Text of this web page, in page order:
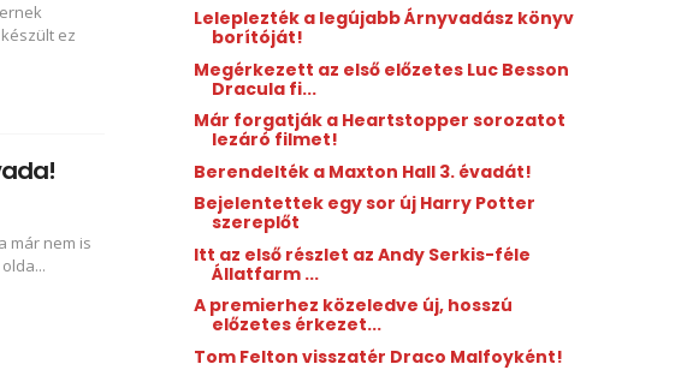
ez
már nem is
Leleplezték a legújabb Árnyvadász könyv
borítóját!
Megérkezett az első előzetes Luc Besson
Dracula fi...
Már forgatják a Heartstopper sorozatot
lezáró filmet!
Berendelték a Maxton Hall 3. évadát!
Bejelentettek egy sor új Harry Potter
szereplőt
Itt az első részlet az Andy Serkis-féle
Állatfarm ...
A premierhez közeledve új, hosszú
előzetes érkezet...
Tom Felton visszatér Draco Malfoyként!